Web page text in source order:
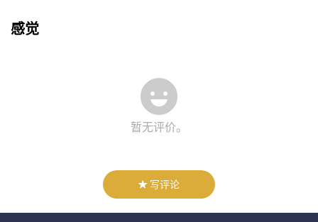
感觉
暂无评价。
写评论